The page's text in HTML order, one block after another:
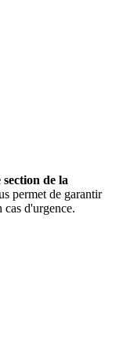
section de la
permet de garantir
cas d'urgence.